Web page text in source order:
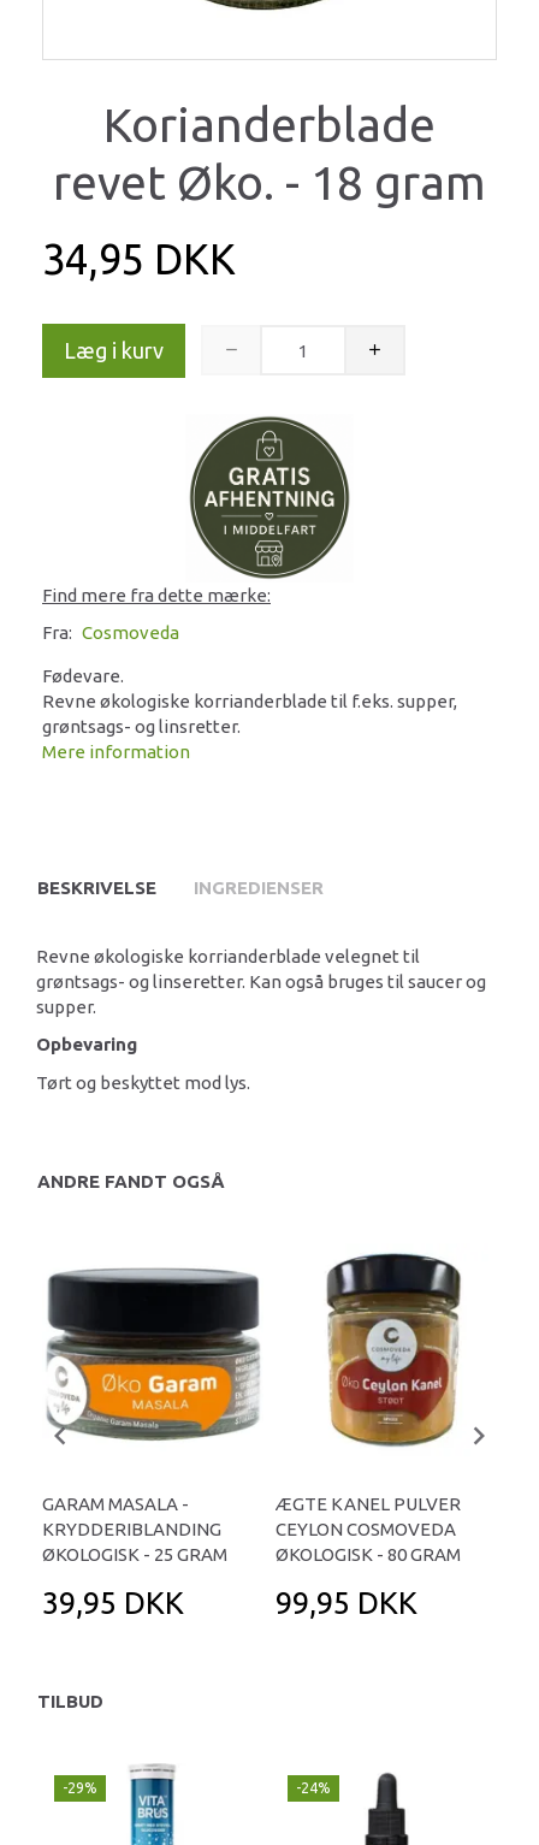
Korianderblade
revet Øko. - 18 gram
34,95 DKK
Læg i kurv
Find mere fra dette mærke:
Fra: Cosmoveda
Fødevare.
Revne økologiske korrianderblade til f.eks. supper,
grøntsags- og linsretter.
Mere information
BESKRIVELSE INGREDIENSER
Revne økologiske korrianderblade velegnet til
grøntsags- og linseretter. Kan også bruges til saucer og
supper.
Opbevaring
Tørt og beskyttet mod lys.
ANDRE FANDT OGSÅ
GARAM MASALA -
KRYDDERIBLANDING
ØKOLOGISK - 25 GRAM
39,95 DKK
ÆGTE KANEL PULVER
CEYLON COSMOVEDA
ØKOLOGISK - 80 GRAM
99,95 DKK
TILBUD
-29% -24%